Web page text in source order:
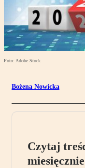
Foto: Adobe Stock
Bożena Nowicka
Czytaj